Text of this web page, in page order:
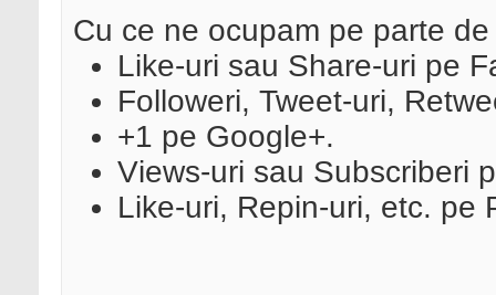
Cu ce ne ocupam pe parte
Like-uri sau Share-uri pe
Followeri, Tweet-uri,
+1 pe Google+.
Views-uri sau Subscriberi
Like-uri, Repin-uri, etc. pe